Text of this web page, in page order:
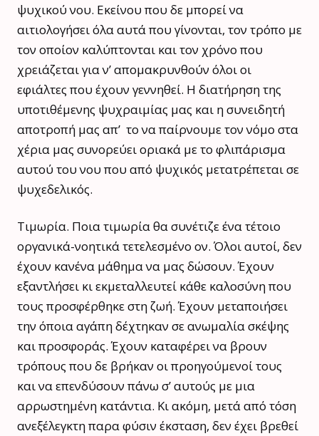
ψυχικού νου. Εκείνου που δε μπορεί να
αιτιολογήσει όλα αυτά που γίνονται, τον τρόπο με
τον οποίον καλύπτονται και τον χρόνο που
χρειάζεται για ν’ απομακρυνθούν όλοι οι
εφιάλτες που έχουν γεννηθεί. Η διατήρηση της
υποτιθέμενης ψυχραιμίας μας και η συνειδητή
αποτροπή μας απ’ το να παίρνουμε τον νόμο στα
χέρια μας συνορεύει οριακά με το φλιπάρισμα
αυτού του νου που από ψυχικός μετατρέπεται σε
ψυχεδελικός.
Τιμωρία. Ποια τιμωρία θα συνέτιζε ένα τέτοιο
οργανικά-νοητικά τετελεσμένο ον. Όλοι αυτοί, δεν
έχουν κανένα μάθημα να μας δώσουν. Έχουν
εξαντλήσει κι εκμεταλλευτεί κάθε καλοσύνη που
τους προσφέρθηκε στη ζωή. Έχουν μεταποιήσει
την όποια αγάπη δέχτηκαν σε ανωμαλία σκέψης
και προσφοράς. Έχουν καταφέρει να βρουν
τρόπους που δε βρήκαν οι προηγούμενοί τους
και να επενδύσουν πάνω σ’ αυτούς με μια
αρρωστημένη κατάντια. Κι ακόμη, μετά από τόση
ανεξέλεγκτη παρα φύσιν έκσταση, δεν έχει βρεθεί